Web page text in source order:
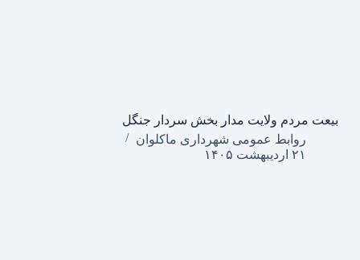
بیعت مردم ولایت مدار بخش سردار جنگل
روابط عمومی شهرداری ماکلوان
۲۱ اردیبهشت ۱۴۰۵